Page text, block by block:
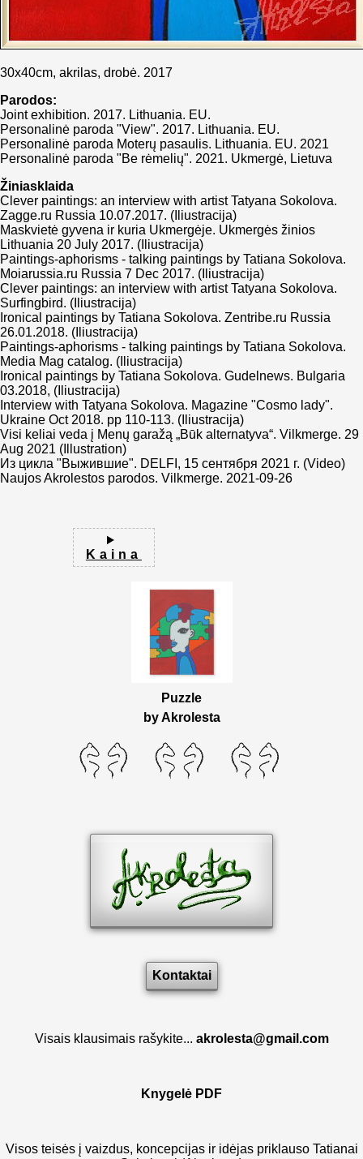
30x40cm, akrilas, drobė. 2017
Parodos:
Joint exhibition. 2017. Lithuania. EU.
Personalinė paroda "View". 2017. Lithuania. EU.
Personalinė paroda Moterų pasaulis. Lithuania. EU. 2021
Personalinė paroda "Be rėmelių". 2021. Ukmergė, Lietuva
Žiniasklaida
Clever paintings: an interview with artist Tatyana Sokolova.
Zagge.ru Russia 10.07.2017. (Iliustracija)
Maskvietė gyvena ir kuria Ukmergėje. Ukmergės žinios
Lithuania 20 July 2017. (Iliustracija)
Paintings-aphorisms - talking paintings by Tatiana Sokolova.
Moiarussia.ru Russia 7 Dec 2017. (Iliustracija)
Clever paintings: an interview with artist Tatyana Sokolova.
Surfingbird. (Iliustracija)
Ironical paintings by Tatiana Sokolova. Zentribe.ru Russia
26.01.2018. (Iliustracija)
Paintings-aphorisms - talking paintings by Tatiana Sokolova.
Media Mag catalog. (Iliustracija)
Ironical paintings by Tatiana Sokolova. Gudelnews. Bulgaria
03.2018, (Iliustracija)
Interview with Tatyana Sokolova. Magazine "Cosmo lady".
Ukraine Oct 2018. pp 110-113. (Iliustracija)
Visi keliai veda į Menų garažą „Būk alternatyva“. Vilkmerge. 29
Aug 2021 (Illustration)
Из цикла "Выжившие". DELFI, 15 сентября 2021 г. (Video)
Naujos Akrolestos parodos. Vilkmerge. 2021-09-26
Kaina
Puzzle
by Akrolesta
Kontaktai
Visais klausimais rašykite... akrolesta@gmail.com
Knygelė PDF
Visos teisės į vaizdus, koncepcijas ir idėjas priklauso Tatianai